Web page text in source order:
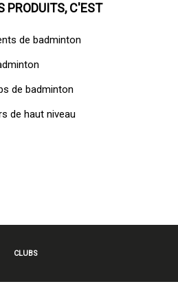
PRODUITS, C'EST
de badminton
de badminton
de haut niveau
CLUBS